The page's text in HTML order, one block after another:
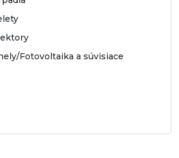
Fotovoltaika a súvisiace